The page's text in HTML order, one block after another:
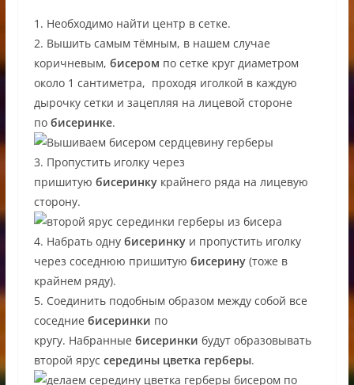
1. Необходимо найти центр в сетке.
2. Вышить самым тёмным, в нашем случае
коричневым, бисером по сетке круг диаметром
около 1 сантиметра, проходя иголкой в каждую
дырочку сетки и зацепляя на лицевой стороне
по бисеринке.
3. Пропустить иголку через
пришитую бисеринкукрайнего ряда на лицевую
сторону.
4. Набрать одну бисеринкуи пропустить иголку
через соседнюю пришитую бисерину(тоже в
крайнем ряду).
5. Соединить подобным образом между собой все
соседние бисеринки по
кругу. Набранные бисеринки будут образовывать
второй ярус середины цветка герберы.